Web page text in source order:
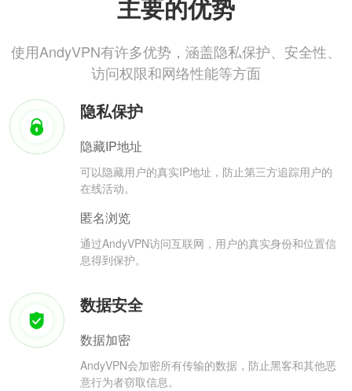
主要的优势
使用AndyVPN有许多优势，涵盖隐私保护、安全性、
访问权限和网络性能等方面
隐私保护
隐藏IP地址
可以隐藏用户的真实IP地址，防止第三方追踪用户的
在线活动。
匿名浏览
通过AndyVPN访问互联网，用户的真实身份和位置信
息得到保护。
数据安全
数据加密
AndyVPN会加密所有传输的数据，防止黑客和其他恶
意行为者窃取信息。